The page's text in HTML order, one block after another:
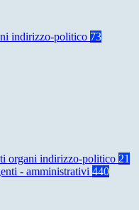
indirizzo-politico 73
organi indirizzo-politico 21
- amministrativi 440